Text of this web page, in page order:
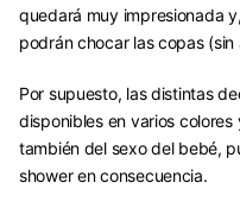
quedará muy impresionada
podrán chocar las copas (sin
Por supuesto, las distintas
disponibles en varios
también del sexo del bebé,
shower en consecuencia.